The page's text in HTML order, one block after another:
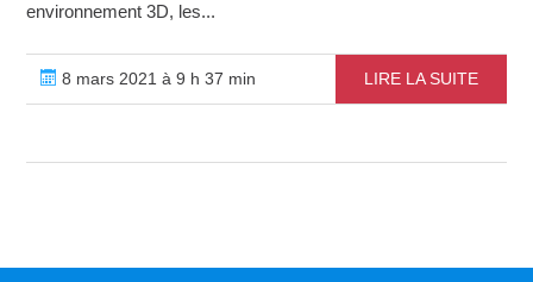
environnement 3D, les...
8 mars 2021 à 9 h 37 min LIRE LA SUITE